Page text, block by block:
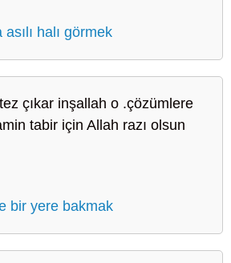
halı görmek
çıkar inşallah o .çözümlere
tabir için Allah razı olsun
bir yere bakmak